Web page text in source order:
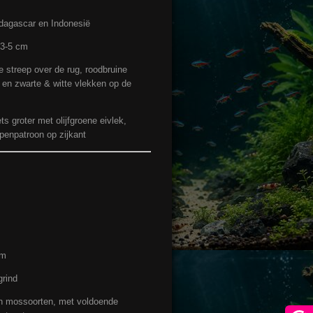
en Indonesië
5 cm
streep over de rug, roodbruine
zwarte & witte vlekken op de
groter met olijfgroene eivlek,
op zijkant
mossoorten, met voldoende